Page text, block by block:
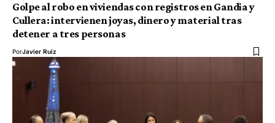
Golpe al robo en viviendas con registros en Gandia y
Cullera: intervienen joyas, dinero y material tras
detener a tres personas
PorJavier Ruiz